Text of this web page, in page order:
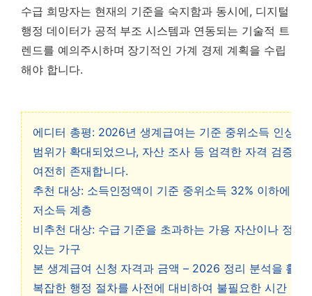
수급 희망자는 현재의 기준을 숙지함과 동시에, 디지털
행정 데이터가 공적 부조 시스템과 연동되는 기술적 트
렌드를 예의주시하며 장기적인 가계 경제 계획을 수립
해야 합니다.
에디터 총평: 2026년 생계급여는 기준 중위소득 인상으
범위가 확대되었으나, 자산 조사 등 엄격한 자격 검증 절
여전히 존재합니다.
추천 대상: 소득인정액이 기준 중위소득 32% 이하에 해
저소득 계층
비추천 대상: 수급 기준을 초과하는 가용 자산이나 정기
있는 가구
본 생계급여 신청 자격과 금액 – 2026 정리 분석을 활용
복잡한 행정 절차를 사전에 대비하여 불필요한 시간 낭